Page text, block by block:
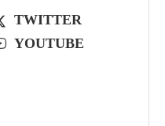
TWITTER
YOUTUBE